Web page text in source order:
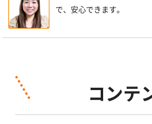
で、安心できます。
コンテ